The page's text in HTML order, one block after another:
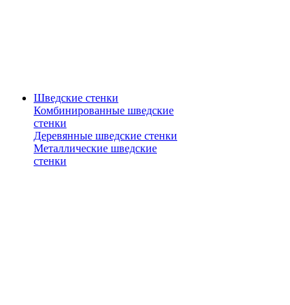
Шведские стенки
Комбинированные шведские
стенки
Деревянные шведские стенки
Металлические шведские
стенки